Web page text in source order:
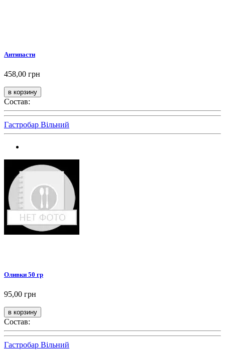
Антипасти
458,00 грн
Состав:
Гастробар Вільний
Оливки 50 гр
95,00 грн
Состав:
Гастробар Вільний